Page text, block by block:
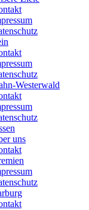
Westerwald
uns